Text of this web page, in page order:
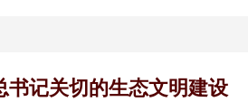
书记关切的生态文明建设